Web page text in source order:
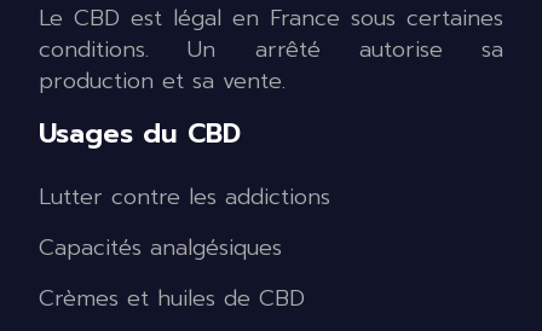
Le CBD est légal en France sous certaines
conditions. Un arrêté autorise sa
production et sa vente.
Usages du CBD
Lutter contre les addictions
Capacités analgésiques
Crèmes et huiles de CBD